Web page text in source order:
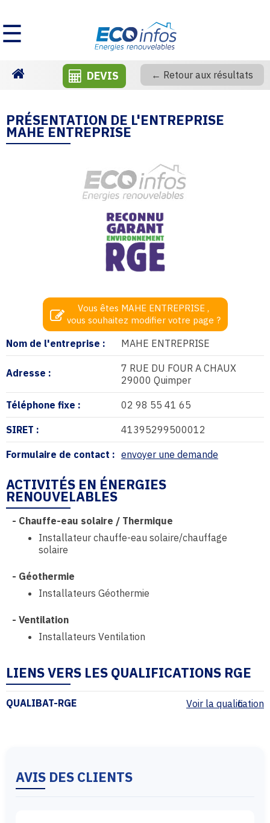
☰
DEVIS ← Retour aux résultats
PRÉSENTATION DE L'ENTREPRISE
MAHE ENTREPRISE
Nom de l'entreprise : MAHE ENTREPRISE
Adresse :
7 RUE DU FOUR A CHAUX
29000 Quimper
Téléphone fixe : 02 98 55 41 65
SIRET : 41395299500012
Formulaire de contact : envoyer une demande
Vous êtes MAHE ENTREPRISE ,
vous souhaitez modifier votre page ?
ACTIVITÉS EN ÉNERGIES
RENOUVELABLES
- Chauffe-eau solaire / Thermique
Installateur chauffe-eau solaire/chauffage
solaire
- Géothermie
Installateurs Géothermie
- Ventilation
Installateurs Ventilation
LIENS VERS LES QUALIFICATIONS RGE
QUALIBAT-RGE Voir la qualification
AVIS DES CLIENTS